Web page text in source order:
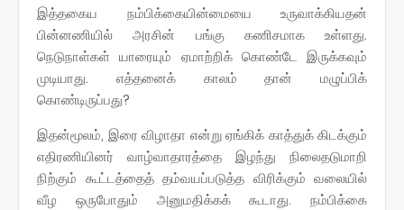
இத்தகைய நம்பிக்கையின்மையை உருவாக்கியதன்
பின்னணியில் அரசின் பங்கு கணிசமாக உள்ளது.
நெடுநாள்கள் யாரையும் ஏமாற்றிக் கொண்டே இருக்கவும்
முடியாது. எத்தனைக் காலம் தான் மழுப்பிக்
கொண்டிருப்பது?
இதன்மூலம், இரை விழாதா என்று ஏங்கிக் காத்துக் கிடக்கும்
எதிரணியினர் வாழ்வாதாரத்தை இழந்து நிலைதடுமாறி
நிற்கும் கூட்டத்தைத் தம்வயப்படுத்த விரிக்கும் வலையில்
வீழ ஒருபோதும் அனுமதிக்கக் கூடாது. நம்பிக்கை